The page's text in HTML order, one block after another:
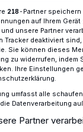
2045 klimaneutral
218-Partner
auf Ihrem
und unsere Partner
Tracker deaktiviert
Sie können dieses
zu widerrufen, indem
Ihre Einstellungen
umfasst alle
Datenverarbeitung
Partner